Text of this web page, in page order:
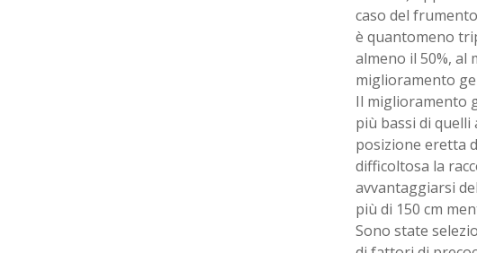
caso del
è quantomeno
almeno il 50%, al
miglioramento
Il miglioramento
più bassi di
posizione eretta
difficoltosa la
avvantaggiarsi
più di 150 cm
Sono state